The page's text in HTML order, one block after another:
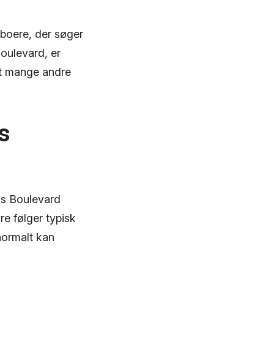
der søger
er
andre
Boulevard
følger typisk
kan